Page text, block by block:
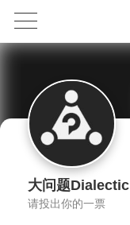
1X
大问题Dialectic
请投出你的一票